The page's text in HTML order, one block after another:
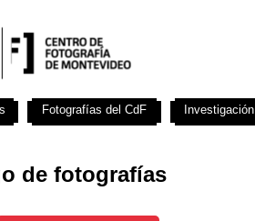
de fotografías
Fotografías del CdF Investigación